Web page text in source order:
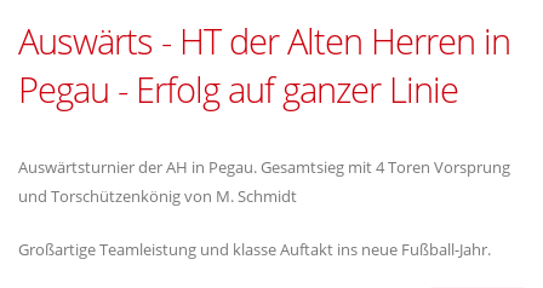
Auswärts - HT der Alten Herren in
Pegau - Erfolg auf ganzer Linie
Auswärtsturnier der AH in Pegau. Gesamtsieg mit 4 Toren Vorsprung
und Torschützenkönig von M. Schmidt
Großartige Teamleistung und klasse Auftakt ins neue Fußball-Jahr.